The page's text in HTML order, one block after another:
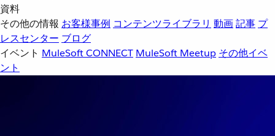
資料
その他の情報 お客様事例 コンテンツライブラリ 動画記事 プ
レスセンター ブログ
イベント MuleSoft CONNECT MuleSoft Meetup その他イベ
ント